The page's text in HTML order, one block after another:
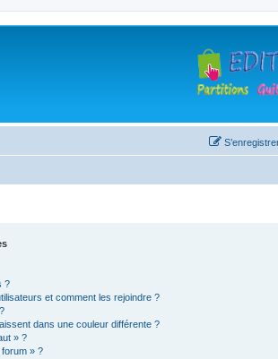
?
et comment les rejoindre ?
dans une couleur différente ?
» ?
forum » ?